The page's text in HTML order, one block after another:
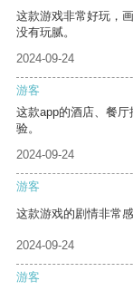
这款游戏非常好玩，
没有玩腻。
2024-09-24
游客
这款app的酒店、餐
验。
2024-09-24
游客
这款游戏的剧情非常
2024-09-24
游客